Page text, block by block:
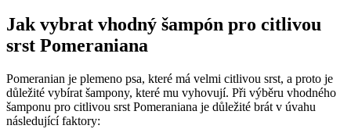
Jak vybrat vhodný šampón ⁤pro ‌citlivou
srst Pomeraniana
Pomeranian je plemeno psa, které⁤ má velmi citlivou srst, ​a proto‌ je​
důležité vybírat šampony, ​které mu⁣ vyhovují. ‌Při výběru vhodného
šamponu ⁣pro citlivou srst Pomeraniana je‌ důležité brát v úvahu
následující faktory: